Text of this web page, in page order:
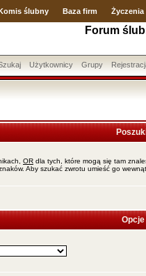
ślubny Baza firm Życzenia
Forum
Użytkownicy Grupy
OR dla tych, które mogą się tam
Aby szukać zwrotu umieść go